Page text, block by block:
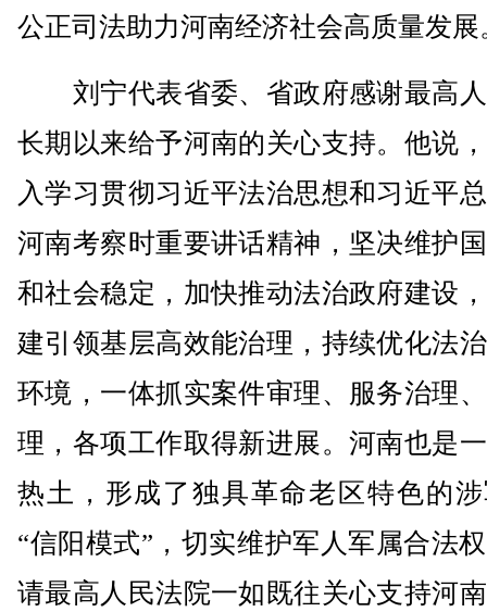
公正司法助力河南经济社会高质量发展
刘宁代表省委、省政府感谢最高
长期以来给予河南的关心支持。他说
入学习贯彻习近平法治思想和习近平
河南考察时重要讲话精神，坚决维护
和社会稳定，加快推动法治政府建设
建引领基层高效能治理，持续优化法
环境，一体抓实案件审理、服务治理
理，各项工作取得新进展。河南也是
热土，形成了独具革命老区特色的
“信阳模式”，切实维护军人军属合法
请最高人民法院一如既往关心支持河